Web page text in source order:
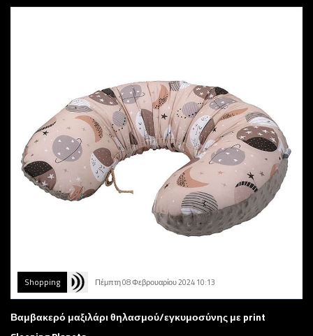
Shopping Πέμπτη 08 Φεβρουαρίου 2024 10:13
Βαμβακερό μαξιλάρι θηλασμού/εγκυμοσύνης με print